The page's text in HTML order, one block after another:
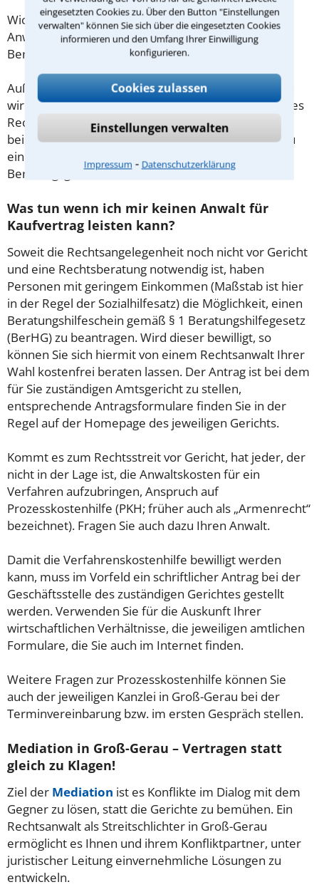
eingesetzten Cookies zu. Über den Button "Einstellungen
verwalten" können Sie sich über die eingesetzten Cookies
informieren und den Umfang Ihrer Einwilligung
konfigurieren.
Cookies zulassen
Einstellungen verwalten
Impressum ⁃ Datenschutzerklärung
Wichtig daher: Klären Sie die Kostenfrage mit Ihrem
Anwalt aus Groß-Gerau schon zu Beginn der ersten
Beratung.
Außerdem gut zu wissen: Gemäß § 34 Absatz 2 RVG
wird die Beratungsgebühr auf weitere Tätigkeiten des
Rechtsanwalts angerechnet. Sollte es also
beispielsweise aufgrund des Beratungsgesprächs zu
einem Prozess kommen, so kann der Anwalt diese
Beratungsgebühr nicht mehr abrechnen.
Was tun wenn ich mir keinen Anwalt für
Kaufvertrag leisten kann?
Soweit die Rechtsangelegenheit noch nicht vor Gericht
und eine Rechtsberatung notwendig ist, haben
Personen mit geringem Einkommen (Maßstab ist hier
in der Regel der Sozialhilfesatz) die Möglichkeit, einen
Beratungshilfeschein gemäß § 1 Beratungshilfegesetz
(BerHG) zu beantragen. Wird dieser bewilligt, so
können Sie sich hiermit von einem Rechtsanwalt Ihrer
Wahl kostenfrei beraten lassen. Der Antrag ist bei dem
für Sie zuständigen Amtsgericht zu stellen,
entsprechende Antragsformulare finden Sie in der
Regel auf der Homepage des jeweiligen Gerichts.
Kommt es zum Rechtsstreit vor Gericht, hat jeder, der
nicht in der Lage ist, die Anwaltskosten für ein
Verfahren aufzubringen, Anspruch auf
Prozesskostenhilfe (PKH; früher auch als „Armenrecht“
bezeichnet). Fragen Sie auch dazu Ihren Anwalt.
Damit die Verfahrenskostenhilfe bewilligt werden
kann, muss im Vorfeld ein schriftlicher Antrag bei der
Geschäftsstelle des zuständigen Gerichtes gestellt
werden. Verwenden Sie für die Auskunft Ihrer
wirtschaftlichen Verhältnisse, die jeweiligen amtlichen
Formulare, die Sie auch im Internet finden.
Weitere Fragen zur Prozesskostenhilfe können Sie
auch der jeweiligen Kanzlei in Groß-Gerau bei der
Terminvereinbarung bzw. im ersten Gespräch stellen.
Mediation in Groß-Gerau – Vertragen statt
gleich zu Klagen!
Ziel der Mediation ist es Konflikte im Dialog mit dem
Gegner zu lösen, statt die Gerichte zu bemühen. Ein
Rechtsanwalt als Streitschlichter in Groß-Gerau
ermöglicht es Ihnen und ihrem Konfliktpartner, unter
juristischer Leitung einvernehmliche Lösungen zu
entwickeln.